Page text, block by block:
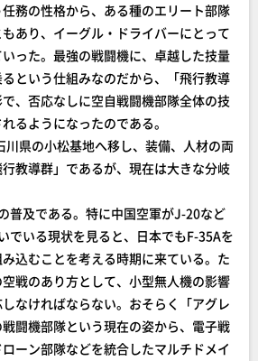
務の性格から、ある種のエリート部隊
あり、イーグル・ドライバーにとって
った。最強の戦闘機に、卓越した技量
という仕組みなのだから、「飛行教導
、否応なしに空自戦闘機部隊全体の技
るようになったのである。
県の小松基地へ移し、装備、人材の両
教導群」であるが、現在は大きな分岐
普及である。特に中国空軍がJ-20など
でいる現状を見ると、日本でもF-35Aを
込むことを考える時期に来ている。た
戦のあり方として、小型無人機の影響
なければならない。おそらく「アグレ
闘機部隊という現在の姿から、電子戦
ーン部隊などを統合したマルチドメイ